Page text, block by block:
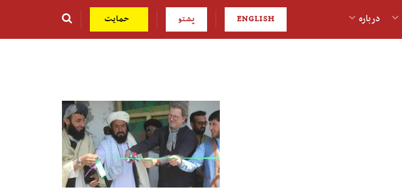
درباره ENGLISH پشتو حمایت